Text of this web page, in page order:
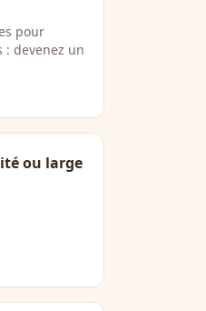
pour
devenez un
ou large